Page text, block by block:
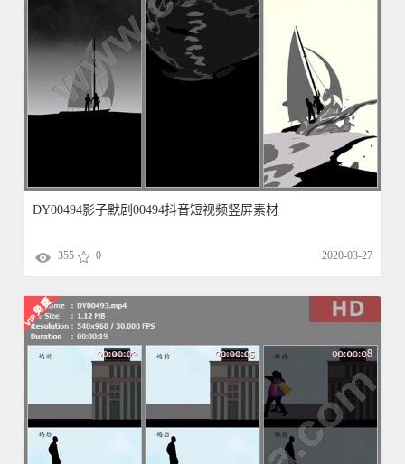
DY00494影子默剧00494抖音短视频竖屏素材
355 0 2020-03-27